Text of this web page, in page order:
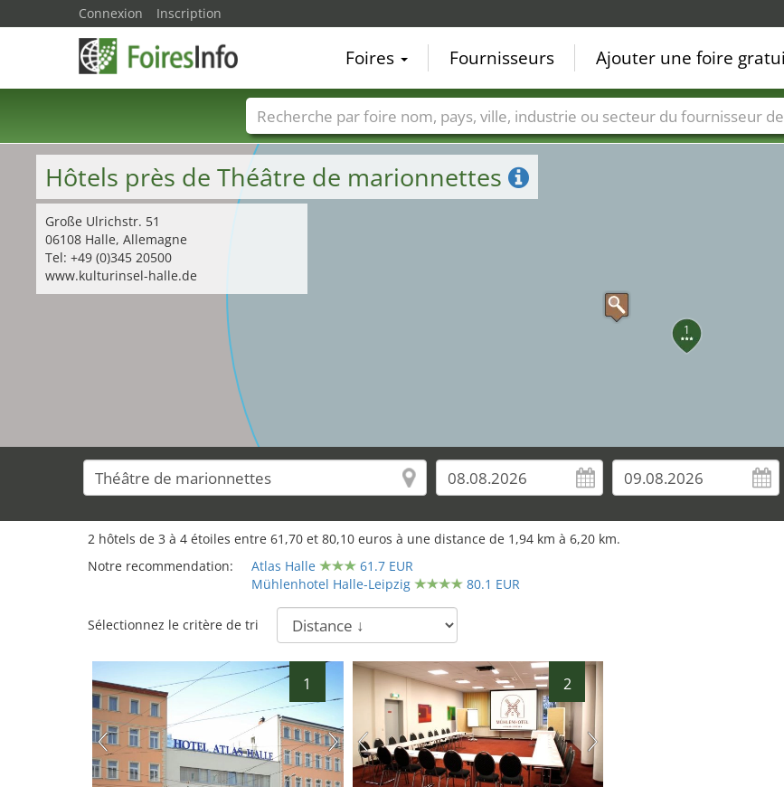
1
Hôtels près de Théâtre de marionnettes
Große Ulrichstr. 51
06108 Halle, Allemagne
Tel: +49 (0)345 20500
www.kulturinsel-halle.de
2 hôtels de 3 à 4 étoiles entre 61,70 et 80,10 euros à une distance de 1,94 km à 6,20 km.
Notre recommendation:
Atlas Halle
61.7 EUR
Mühlenhotel Halle-Leipzig
80.1 EUR
Sélectionnez le critère de tri
1 2
Connexion Inscription
Foires Fournisseurs Ajouter une foire
Foire noms Pays Villes Secteurs de foire Secteurs du fournisseur